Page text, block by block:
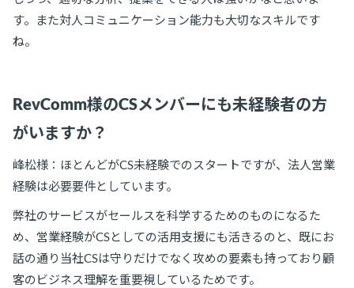
す。また対人コミュニケーション能力も大切なスキルです
ね。
RevComm様のCSメンバーにも未経験者の方
がいますか？
峰松様：ほとんどがCS未経験でのスタートですが、法人営業
経験は必要要件としています。
弊社のサービスがセールスを科学するためのものになるた
め、営業経験がCSとしての活用支援にも活きるのと、既にお
話の通り当社CSは守りだけでなく攻めの要素も持っており顧
客のビジネス理解を重要視しているためです。